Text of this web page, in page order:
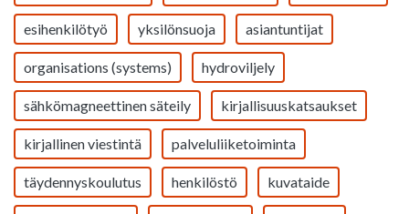
esihenkilötyö yksilönsuoja asiantuntijat
organisations (systems) hydroviljely
sähkömagneettinen säteily kirjallisuuskatsaukset
kirjallinen viestintä palveluliiketoiminta
täydennyskoulutus henkilöstö kuvataide